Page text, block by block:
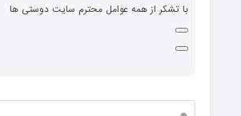
با تشکر از همه عوامل محترم سایت دوستی ها